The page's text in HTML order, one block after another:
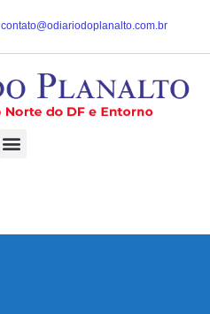
contato@odiariodoplanalto.com.br